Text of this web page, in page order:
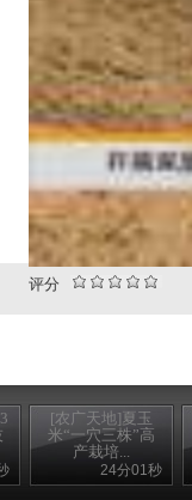
评分
[农广天地]夏玉
米“一穴三株”高
产栽培...
24分01秒